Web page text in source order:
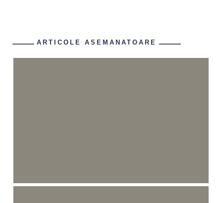
ARTICOLE ASEMANATOARE